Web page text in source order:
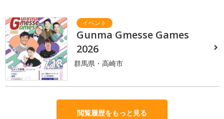
Gunma Gmesse Games
2026
群馬県・高崎市
閲覧履歴をもっと見る